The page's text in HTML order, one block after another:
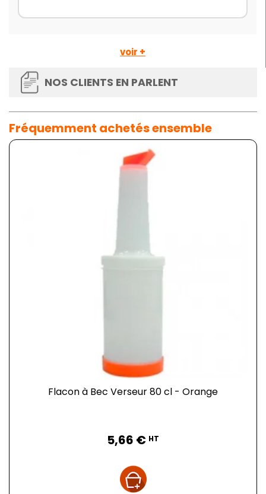
voir +
NOS CLIENTS EN PARLENT
Fréquemment achetés ensemble
Flacon à Bec Verseur 80 cl - Orange
5,66 € HT